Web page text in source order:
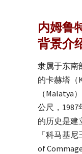
内姆鲁
背景介
隶属于东南
的卡赫塔（
（Malatya
公尺，1987
的历史是建
「科马基
of